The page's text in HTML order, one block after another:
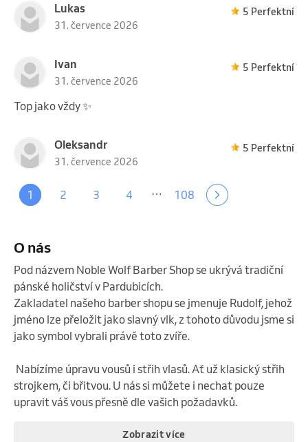
Lukas
31. července 2026
5 Perfektní
Ivan
31. července 2026
5 Perfektní
Top jako vždy ✨
Oleksandr
31. července 2026
5 Perfektní
1 2 3 4 … 108
O nás
Pod názvem Noble Wolf Barber Shop se ukrývá tradiční
pánské holičství v Pardubicích.
Zakladatel našeho barber shopu se jmenuje Rudolf, jehož
jméno lze přeložit jako slavný vlk, z tohoto důvodu jsme si
jako symbol vybrali právě toto zvíře.
strojkem, či břitvou. U nás si můžete i nechat pouze
upravit váš vous přesně dle vašich požadavků.
Zobrazit více